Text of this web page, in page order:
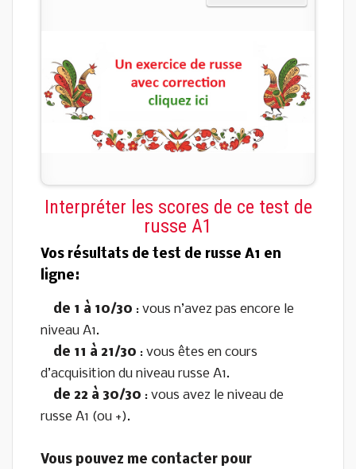
Interpréter les scores de ce test de
russe A1
Vos résultats de test de russe A1 en
ligne:
de 1 à 10/30 : vous n’avez pas encore le
niveau A1.
de 11 à 21/30 : vous êtes en cours
d’acquisition du niveau russe A1.
de 22 à 30/30 : vous avez le niveau de
russe A1 (ou +).
Vous pouvez me contacter pour